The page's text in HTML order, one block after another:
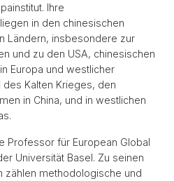
Ihre
in den chinesischen
Ländern, insbesondere zur
und zu den USA, chinesischen
Europa und westlicher
Kalten Krieges, den
in China, und in westlichen
Professor für European Global
Universität Basel. Zu seinen
zählen methodologische und